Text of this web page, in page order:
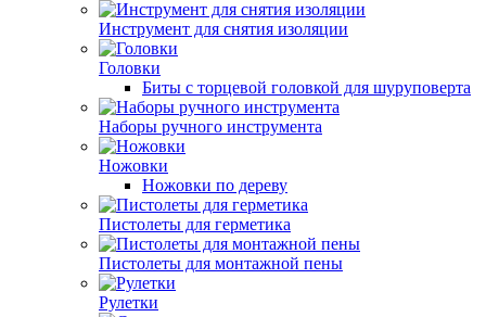
Инструмент для снятия изоляции
Головки
Биты с торцевой головкой для шуруповерта
Наборы ручного инструмента
Ножовки
Ножовки по дереву
Пистолеты для герметика
Пистолеты для монтажной пены
Рулетки